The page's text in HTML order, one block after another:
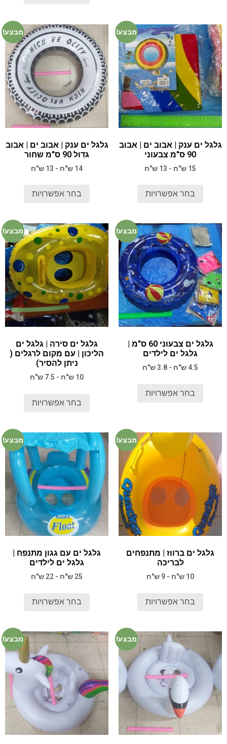
מבצע!
גלגל ים ענק | אבוב ים | אבוב
90 ס"מ צבעוני
15 ש"ח - 13 ש"ח
בחר אפשרויות
מבצע!
גלגל ים ענק | אבוב ים | אבוב
גדול 90 ס"מ שחור
14 ש"ח - 13 ש"ח
בחר אפשרויות
מבצע!
גלגל ים צבעוני 60 ס"מ |
גלגל ים לילדים
4.5 ש"ח - 3.8 ש"ח
בחר אפשרויות
מבצע!
גלגל ים סירה | גלגל ים
הליכון | עם מקום לרגלים (
ניתן להסיר)
10 ש"ח - 7.5 ש"ח
בחר אפשרויות
מבצע!
גלגל ים ברווז | מתנפחים
לבריכה
10 ש"ח - 9 ש"ח
בחר אפשרויות
מבצע!
גלגל ים עם גגון מתנפח |
גלגל ים לילדים
25 ש"ח - 22 ש"ח
בחר אפשרויות
מבצע! מבצע!